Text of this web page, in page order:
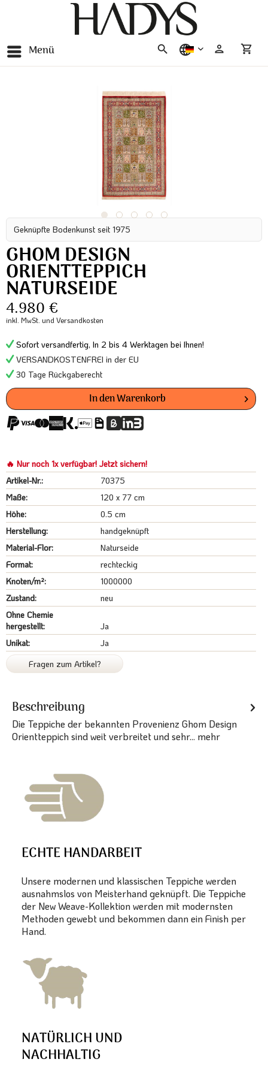
Menü deutsch
Geknüpfte Bodenkunst seit 1975
GHOM DESIGN
ORIENTTEPPICH
NATURSEIDE
4.980 €
inkl. MwSt. und Versandkosten
Sofort versandfertig, In 2 bis 4 Werktagen bei Ihnen!
VERSANDKOSTENFREI in der EU
30 Tage Rückgaberecht
In denWarenkorb
🔥 Nur noch 1x verfügbar! Jetzt sichern!
Artikel-Nr.:
70375
Maße:
120 x 77 cm
Höhe:
0.5 cm
Herstellung:
handgeknüpft
Material-Flor:
Naturseide
Format:
rechteckig
Knoten/m²:
1000000
Zustand:
neu
Ohne Chemie
hergestellt:
Ja
Unikat:
Ja
Fragen zum Artikel?
Beschreibung
Die Teppiche der bekannten Provenienz Ghom Design
Orientteppich sind weit verbreitet und sehr... mehr
ECHTE HANDARBEIT
Unsere modernen und klassischen Teppiche werden
ausnahmslos von Meisterhand geknüpft. Die Teppiche
der New Weave-Kollektion werden mit modernsten
Methoden gewebt und bekommen dann ein Finish per
Hand.
NATÜRLICH UND
NACHHALTIG